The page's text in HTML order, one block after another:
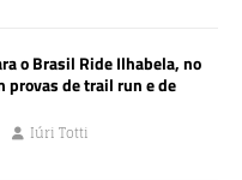
o Brasil Ride Ilhabela, no
provas de trail run e de
Iúri Totti